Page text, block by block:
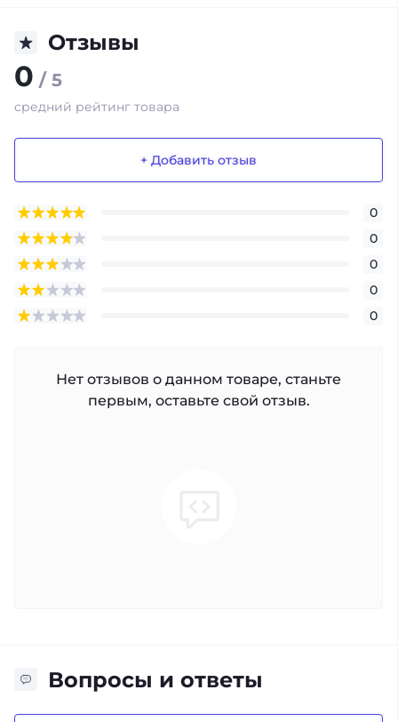
Отзывы
0 / 5
средний рейтинг товара
+ Добавить отзыв
0
0
0
0
0
Нет отзывов о данном товаре, станьте
первым, оставьте свой отзыв.
Вопросы и ответы